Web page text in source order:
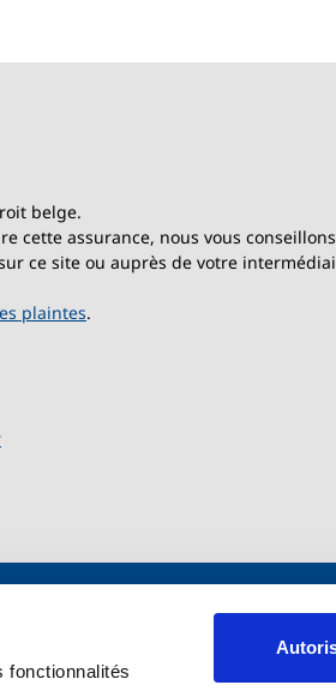
fonctionnalités
belge.
cette assurance, nous vous
ce site ou auprès de votre
plaintes.
Pourquoi